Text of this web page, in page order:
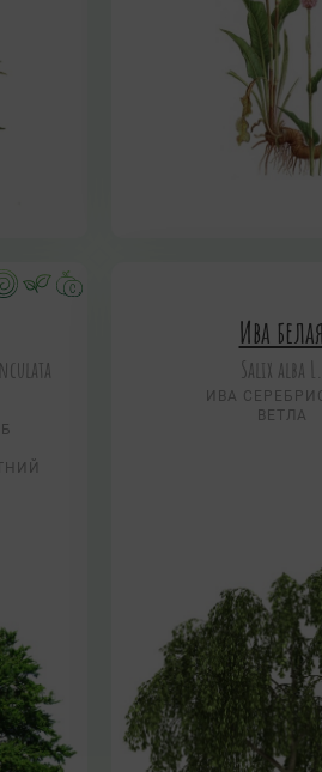
Ива белая
Salix alba L.
ИВА
ВЕТЛА